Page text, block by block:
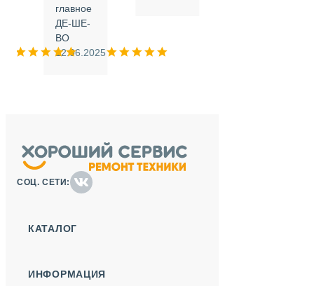
главное
ДЕ-ШЕ-
ВО
12.06.2025
СОЦ. СЕТИ:
КАТАЛОГ
ИНФОРМАЦИЯ